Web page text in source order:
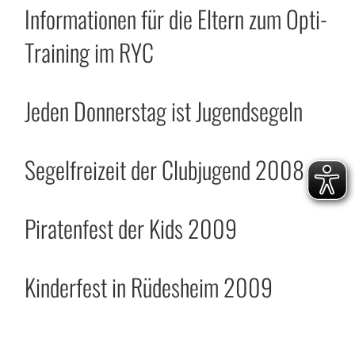
Informationen für die Eltern zum Opti-
Training im RYC
Jeden Donnerstag ist Jugendsegeln
Segelfreizeit der Clubjugend 2008
Piratenfest der Kids 2009
Kinderfest in Rüdesheim 2009